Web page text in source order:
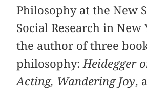
Philosophy at the New
Social Research in New
the author of three
philosophy: Heidegger
Acting, Wandering Joy,